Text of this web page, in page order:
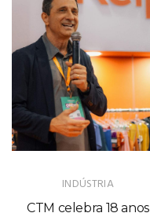
INDÚSTRIA
CTM celebra 18 anos